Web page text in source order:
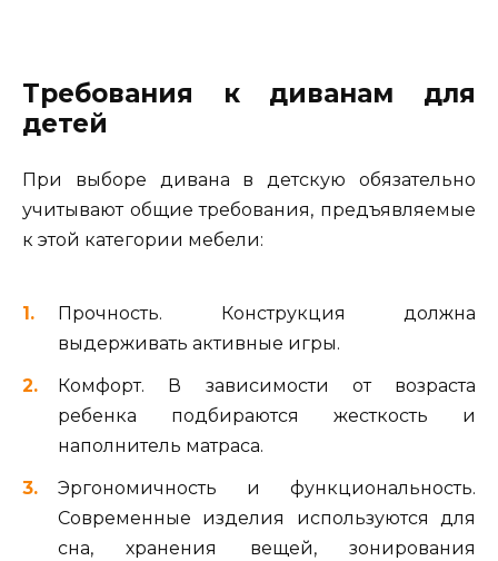
Требования к диванам для
детей
При выборе дивана в детскую обязательно
учитывают общие требования, предъявляемые
к этой категории мебели:
Прочность. Конструкция должна
выдерживать активные игры.
Комфорт. В зависимости от возраста
ребенка подбираются жесткость и
наполнитель матраса.
Эргономичность и функциональность.
Современные изделия используются для
сна, хранения вещей, зонирования